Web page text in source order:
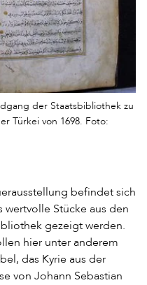
der Staatsbibliothek zu
Türkei von 1698. Foto:
befindet sich
wertvolle Stücke aus den
gezeigt werden.
hier unter anderem
das Kyrie aus der
von Johann Sebastian